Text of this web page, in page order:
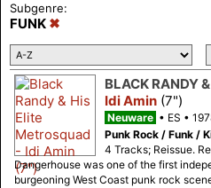
Subgenre:
FUNK
BLACK RANDY
Idi Amin (7")
Neuware ES
Punk Rock / Funk /
4 Tracks; Reissue.
Dangerhouse was one of the first
burgeoning West Coast punk rock